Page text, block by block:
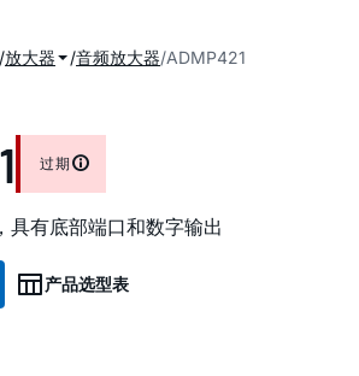
放大器 音频放大器 ADMP421
过期
具有底部端口和数字输出
产品选型表